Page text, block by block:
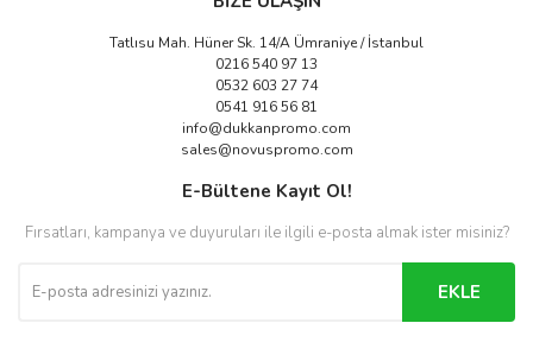
Tatlısu Mah. Hüner Sk. 14/A Ümraniye / İstanbul
0216 540 97 13
0532 603 27 74
0541 916 56 81
info@dukkanpromo.com
sales@novuspromo.com
E-Bültene Kayıt Ol!
Fırsatları, kampanya ve duyuruları ile ilgili e-posta almak ister misiniz?
EKLE